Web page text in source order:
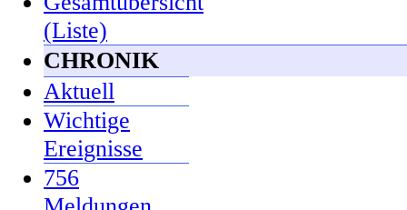
(Liste)
CHRONIK
Aktuell
Wichtige
Ereignisse
756